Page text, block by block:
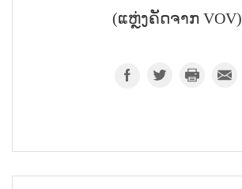
(ແຫຼ່ງຄັດຈາກ VOV)